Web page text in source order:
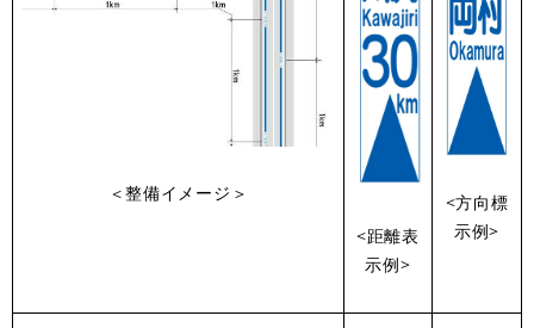
＜整備イメージ＞
<距離表
示例>
<方向標
示例>